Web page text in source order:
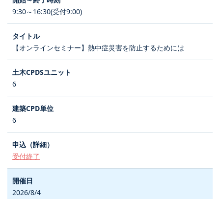
9:30～16:30(受付9:00)
【オンラインセミナー】熱中症災害を防止するためには
6
6
受付終了
2026/8/4